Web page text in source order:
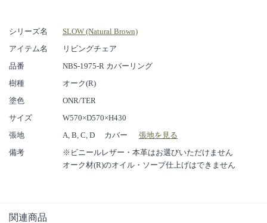
シリーズ名
SLOW (Natural Brown)
アイテム名
リビングチェア
品番
NBS-1975-R カバーリング
樹種
オーク(R)
塗色
ONR/TER
サイズ
W570×D570×H430
張地
A, B, C, D カバー
張地を見る
備考
※ビニールレザー・本革はお選びいただけません
オーク材(R)のオイル・ソープ仕上げはできません
関連商品